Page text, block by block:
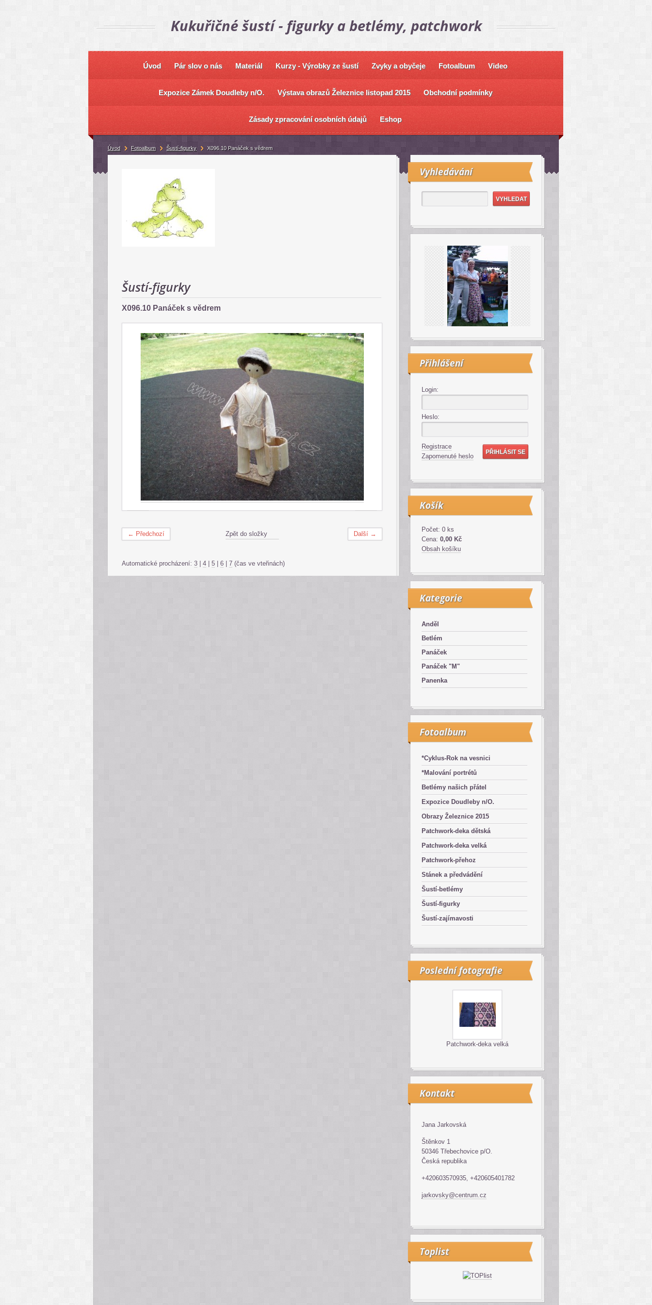
Kukuřičné šustí - figurky a betlémy, patchwork
Úvod Pár slov o nás Materiál Kurzy - Výrobky ze šustí Zvyky a obyčeje Fotoalbum Video
Expozice Zámek Doudleby n/O. Výstava obrazů Železnice listopad 2015 Obchodní podmínky
Zásady zpracování osobních údajů Eshop
Šustí-figurky
X096.10 Panáček s vědrem
← Předchozí Další →
Zpět do složky
Automatické procházení: 3 4 5 6 7 (čas ve vteřinách)
Vyhledávání
Přihlášení
Login:
Heslo:
Registrace
Zapomenuté heslo
Košík
Počet: 0 ks
Cena: 0,00 Kč
Obsah košíku
Kategorie
Anděl
Betlém
Panáček
Panáček "M"
Panenka
Fotoalbum
*Cyklus-Rok na vesnici
*Malování portrétů
Betlémy našich přátel
Expozice Doudleby n/O.
Obrazy Železnice 2015
Patchwork-deka dětská
Patchwork-deka velká
Patchwork-přehoz
Stánek a předvádění
Šustí-betlémy
Šustí-figurky
Šustí-zajímavosti
Poslední fotografie
Patchwork-deka velká
Kontakt
Jana Jarkovská
Štěnkov 1
50346 Třebechovice p/O.
Česká republika
+420603570935, +420605401782
jarkovsky@centrum.cz
Toplist
Úvod Fotoalbum Šustí-figurky X096.10 Panáček s vědrem